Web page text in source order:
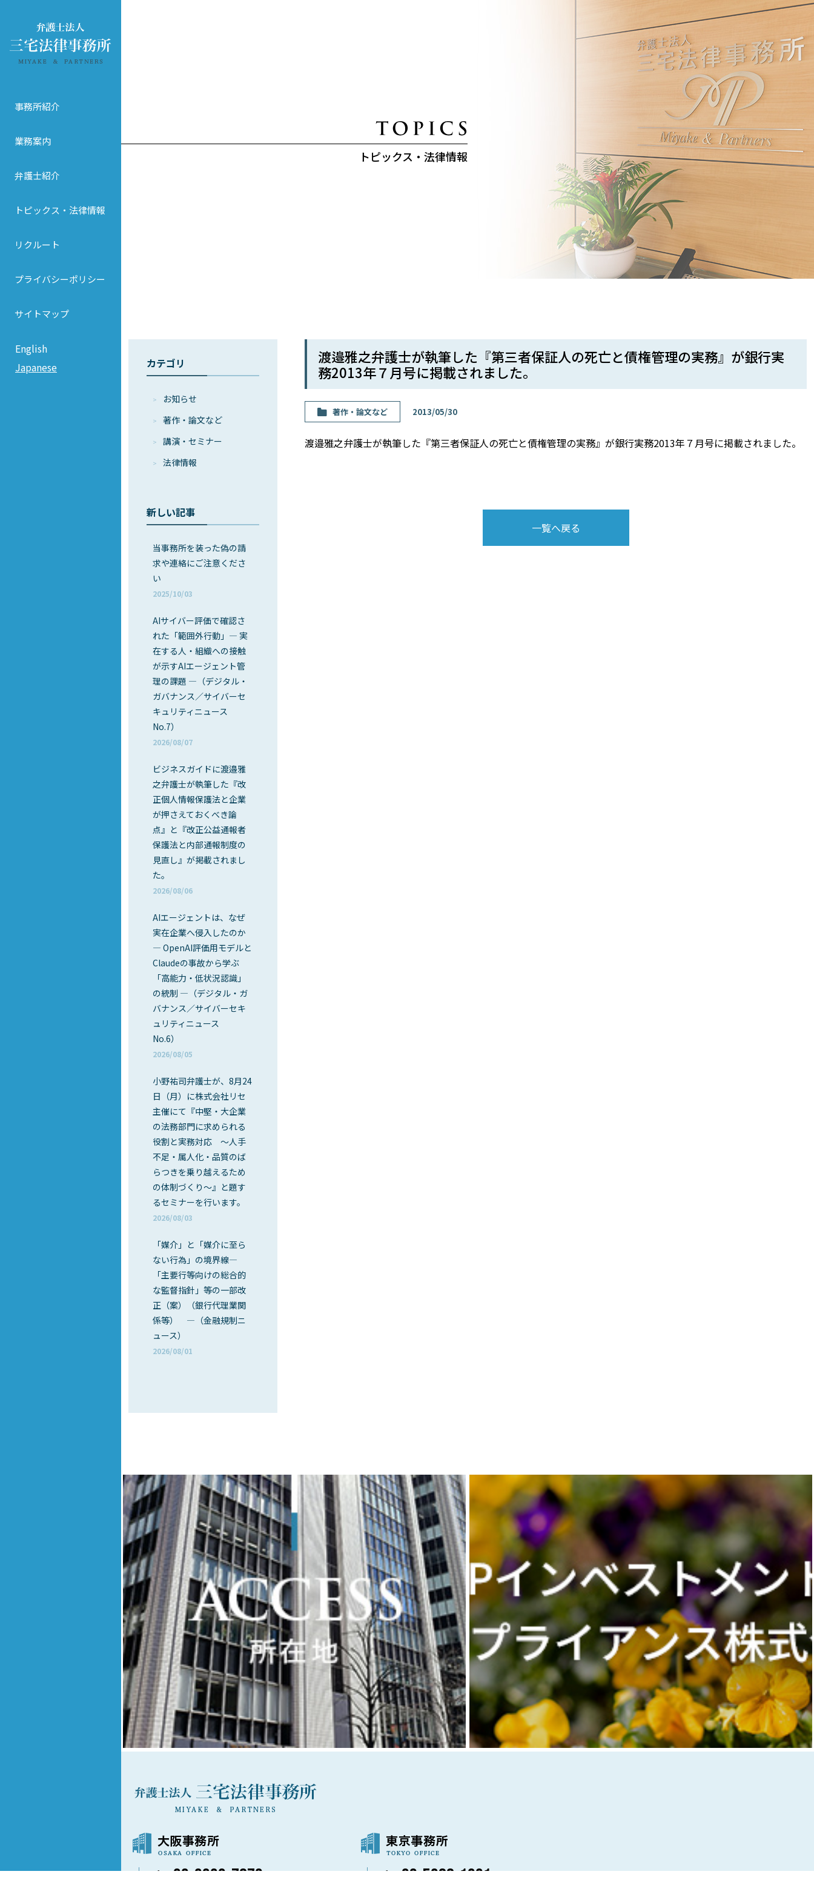
事務所紹介
業務案内
弁護士紹介
トピックス・法律情報
リクルート
プライバシーポリシー
サイトマップ
English
Japanese
トピックス・法律情報
カテゴリ
お知らせ
著作・論⽂など
講演・セミナー
法律情報
新しい記事
当事務所を装った偽の請
求や連絡にご注意くださ
い
2025/10/03
AIサイバー評価で確認さ
れた「範囲外行動」― 実
在する人・組織への接触
が示すAIエージェント管
理の課題 ―（デジタル・
ガバナンス／サイバーセ
キュリティニュース
No.7）
2026/08/07
ビジネスガイドに渡邉雅
之弁護士が執筆した『改
正個人情報保護法と企業
が押さえておくべき論
点』と『改正公益通報者
保護法と内部通報制度の
見直し』が掲載されまし
た。
2026/08/06
AIエージェントは、なぜ
実在企業へ侵入したのか
― OpenAI評価用モデルと
Claudeの事故から学ぶ
「高能力・低状況認識」
の統制 ―（デジタル・ガ
バナンス／サイバーセキ
ュリティニュース
No.6）
2026/08/05
小野祐司弁護士が、8月24
日（月）に株式会社リセ
主催にて『中堅・大企業
の法務部門に求められる
役割と実務対応 ～人手
不足・属人化・品質のば
らつきを乗り越えるため
の体制づくり～』と題す
るセミナーを行います。
2026/08/03
「媒介」と「媒介に至ら
ない行為」の境界線―
「主要行等向けの総合的
な監督指針」等の一部改
正（案）（銀行代理業関
係等） ―（金融規制ニ
ュース）
2026/08/01
渡邉雅之弁護士が執筆した『第三者保証人の死亡と債権管理の実務』が銀行実
務2013年７月号に掲載されました。
著作・論⽂など 2013/05/30
渡邉雅之弁護士が執筆した『第三者保証人の死亡と債権管理の実務』が銀行実務2013年７月号に掲載されました。
一覧へ戻る
06-6202-7873 03-5288-1021